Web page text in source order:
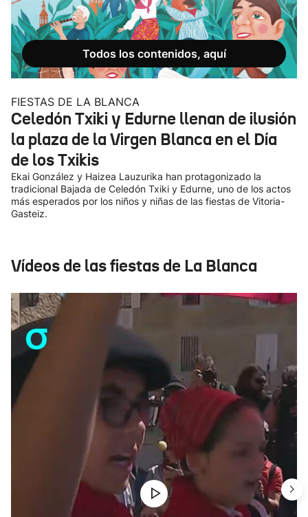
Todos los contenidos, aquí
FIESTAS DE LA BLANCA
Celedón Txiki y Edurne llenan de ilusión
la plaza de la Virgen Blanca en el Día
de los Txikis
Ekai González y Haizea Lauzurika han protagonizado la
tradicional Bajada de Celedón Txiki y Edurne, uno de los actos
más esperados por los niños y niñas de las fiestas de Vitoria-
Gasteiz.
Vídeos de las fiestas de La Blanca